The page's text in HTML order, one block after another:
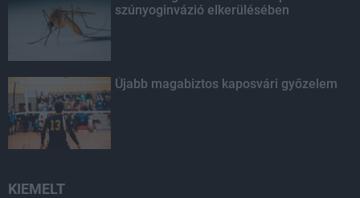
szúnyoginvázió elkerülésében
Újabb magabiztos kaposvári győzelem
KIEMELT